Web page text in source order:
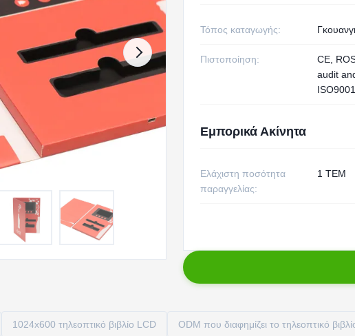
Τόπος καταγωγής:
Πιστοποίηση:
CE,
audit
Εμπορικά Ακίνητα
Ελάχιστη ποσότητα
παραγγελίας:
1 ΤΕΜ
1024x600 τηλεοπτικό βιβλίο LCD ODM που διαφημίζει το τηλεοπτικό